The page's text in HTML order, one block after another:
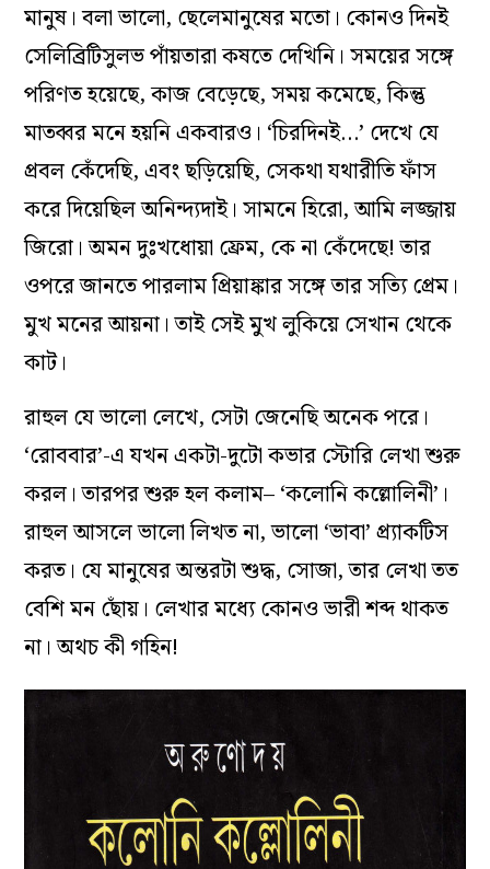
মানুষ। বলা ভালো, ছেলেমানুষের মতো। কোনও দিনই
সেলিব্রিটিসুলভ পাঁয়তারা কষতে দেখিনি। সময়ের সঙ্গে
পরিণত হয়েছে, কাজ বেড়েছে, সময় কমেছে, কিন্তু
মাতব্বর মনে হয়নি একবারও। ‘চিরদিনই…’ দেখে যে
প্রবল কেঁদেছি, এবং ছড়িয়েছি, সেকথা যথারীতি ফাঁস
করে দিয়েছিল অনিন্দ‌্যদাই। সামনে হিরো, আমি লজ্জায়
জিরো। অমন দুঃখধোয়া ফ্রেম, কে না কেঁদেছে! তার
ওপরে জানতে পারলাম প্রিয়াঙ্কার সঙ্গে তার সত্যি প্রেম।
মুখ মনের আয়না। তাই সেই মুখ লুকিয়ে সেখান থেকে
কাট।
রাহুল যে ভালো লেখে, সেটা জেনেছি অনেক পরে।
‘রোববার’-এ যখন একটা-দুটো কভার স্টোরি লেখা শুরু
করল। তারপর শুরু হল কলাম– ‘কলোনি কল্লোলিনী’।
রাহুল আসলে ভালো লিখত না, ভালো ‘ভাবা’ প্র‌্যাকটিস
করত। যে মানুষের অন্তরটা শুদ্ধ, সোজা, তার লেখা তত
বেশি মন ছোঁয়। লেখার মধ্যে কোনও ভারী শব্দ থাকত
না। অথচ কী গহিন!